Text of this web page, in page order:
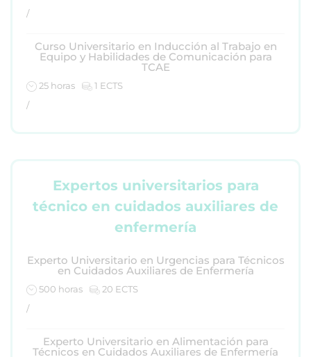
/
Curso Universitario en Inducción al Trabajo en
Equipo y Habilidades de Comunicación para
TCAE
25 horas
1 ECTS
/
Expertos universitarios para
técnico en cuidados auxiliares de
enfermería
Experto Universitario en Urgencias para Técnicos
en Cuidados Auxiliares de Enfermería
500 horas
20 ECTS
/
Experto Universitario en Alimentación para
Técnicos en Cuidados Auxiliares de Enfermería